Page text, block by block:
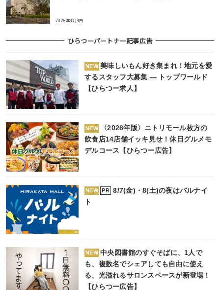
2026年8月4日
ひらつーパートナー記事広告
NEW 美味しいもん好き集まれ！地元を愛
するスタッフ大募集 ― トップワールド
【ひらつー求人】
NEW
〈2026年版〉ニトリモール枚方の
飲食店14店舗イッキ見せ！休日グルメモ
デルコース【ひらつー広告】
NEW PR
8/7(金)・8(土)の夜はバルナイ
ト
NEW 中央図書館のすぐそばに、1人で
も、複数名でシェアしても自由に使え
る、光溢れるサロンスペースが新登場！
【ひらつー広告】